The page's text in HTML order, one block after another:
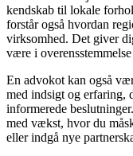
kendskab til lokale
forstår også hvordan
virksomhed. Det giver
være i
En advokot kan også
med indsigt og erfaring,
informerede
med vækst, hvor du
eller indgå nye